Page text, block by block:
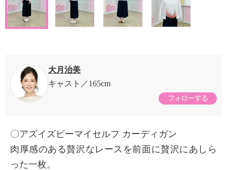
大月治美
キャスト
165cm
フォローする
〇アズイズビーマイセルフ カーディガン
肉厚感のある贅沢なレースを前面に贅沢にあしら
った一枚。